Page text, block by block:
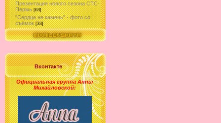
Презентация нового сезона СТС-
Пермь [63]
"Сердце не камень" - фото со
съёмок [33]
Вконтакте
Официальная группа Анны
Михайловской: